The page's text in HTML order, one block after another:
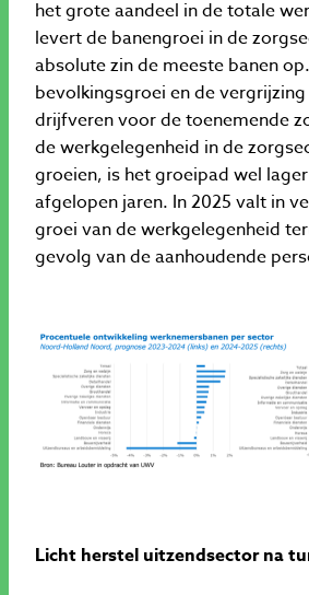
het grote aandeel in de totale
levert de banengroei in de
absolute zin de meeste banen
bevolkingsgroei en de
drijfveren voor de toenemende
de werkgelegenheid in de
groeien, is het groeipad wel
afgelopen jaren. In 2025 valt in
groei van de werkgelegenheid
gevolg van de aanhoudende
Licht herstel uitzendsector na